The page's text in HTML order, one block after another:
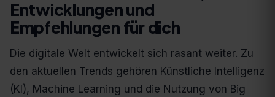
Entwicklungen und
Empfehlungen für dich
Die digitale Welt entwickelt sich rasant weiter. Zu
den aktuellen Trends gehören Künstliche Intelligenz
(KI), Machine Learning und die Nutzung von Big